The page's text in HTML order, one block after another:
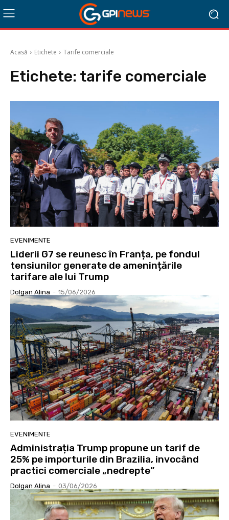
Acasă Etichete Tarife comerciale
Etichete: tarife comerciale
EVENIMENTE
Liderii G7 se reunesc în Franța, pe fondul
tensiunilor generate de amenințările
tarifare ale lui Trump
Dolgan Alina - 15/06/2026
EVENIMENTE
Administrația Trump propune un tarif de
25% pe importurile din Brazilia, invocând
practici comerciale „nedrepte”
Dolgan Alina - 03/06/2026